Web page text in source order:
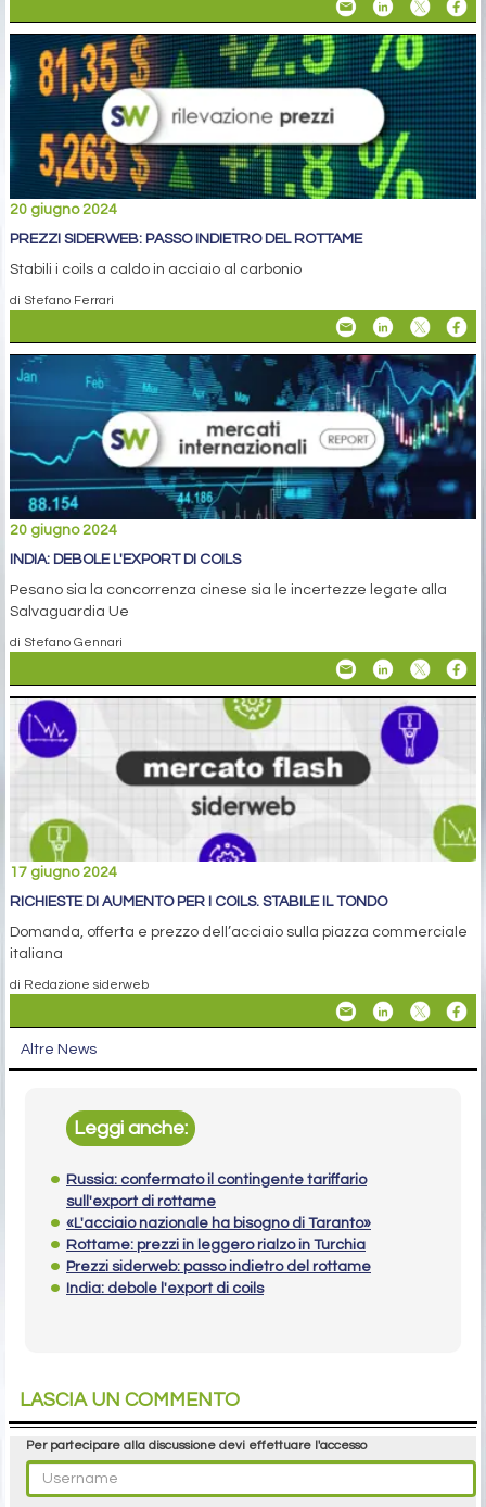
20 giugno 2024
PREZZI SIDERWEB: PASSO INDIETRO DEL ROTTAME
Stabili i coils a caldo in acciaio al carbonio
di Stefano Ferrari
20 giugno 2024
INDIA: DEBOLE L'EXPORT DI COILS
Pesano sia la concorrenza cinese sia le incertezze legate alla
Salvaguardia Ue
di Stefano Gennari
17 giugno 2024
RICHIESTE DI AUMENTO PER I COILS. STABILE IL TONDO
Domanda, offerta e prezzo dell’acciaio sulla piazza commerciale
italiana
di Redazione siderweb
Altre News
Leggi anche:
Russia: confermato il contingente tariffario
sull'export di rottame
«L'acciaio nazionale ha bisogno di Taranto»
Rottame: prezzi in leggero rialzo in Turchia
Prezzi siderweb: passo indietro del rottame
India: debole l'export di coils
LASCIA UN COMMENTO
Per partecipare alla discussione devi effettuare l'accesso